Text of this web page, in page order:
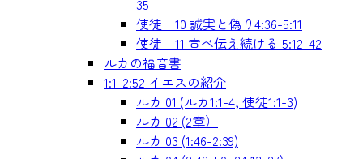
35
使徒｜10 誠実と偽り4:36-5:11
使徒｜11 宣べ伝え続ける 5:12-42
ルカの福音書
1:1-2:52 イエスの紹介
ルカ 01 (ルカ1:1-4, 使徒1:1-3)
ルカ 02 (2章）
ルカ 03 (1:46-2:39)